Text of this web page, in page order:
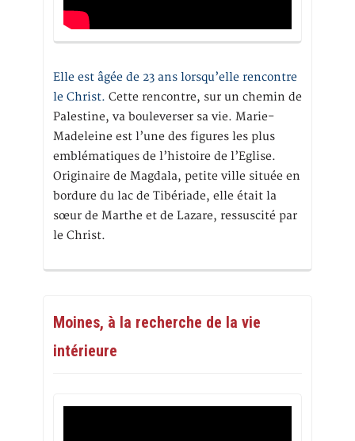
Elle est âgée de 23 ans lorsqu’elle rencontre
le Christ. Cette rencontre, sur un chemin de
Palestine, va bouleverser sa vie. Marie-
Madeleine est l’une des figures les plus
emblématiques de l’histoire de l’Eglise.
Originaire de Magdala, petite ville située en
bordure du lac de Tibériade, elle était la
sœur de Marthe et de Lazare, ressuscité par
le Christ.
Moines, à la recherche de la vie
intérieure